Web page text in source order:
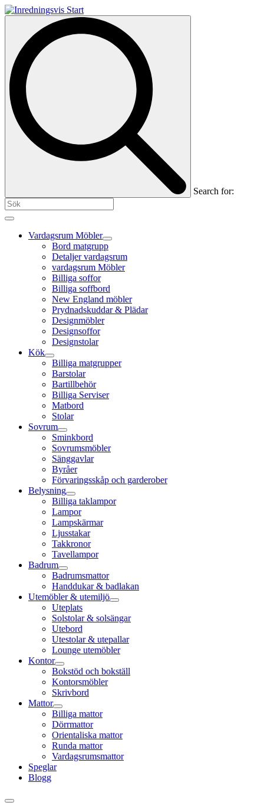
Search for:
Vardagsrum Möbler
Bord matgrupp
Detaljer vardagsrum
vardagsrum Möbler
Billiga soffor
Billiga soffbord
New England möbler
Prydnadskuddar & Plädar
Designmöbler
Designsoffor
Designstolar
Kök
Billiga matgrupper
Barstolar
Bartillbehör
Billiga Serviser
Matbord
Stolar
Sovrum
Sminkbord
Sovrumsmöbler
Sänggavlar
Byråer
Förvaringsskåp och garderober
Belysning
Billiga taklampor
Lampor
Lampskärmar
Ljusstakar
Takkronor
Tavellampor
Badrum
Badrumsmattor
Handdukar & badlakan
Utemöbler & utemiljö
Uteplats
Solstolar & solsängar
Utebord
Utestolar & utepallar
Lounge utemöbler
Kontor
Bokstöd och bokställ
Kontorsmöbler
Skrivbord
Mattor
Billiga mattor
Dörrmattor
Orientaliska mattor
Runda mattor
Vardagsrumsmattor
Speglar
Blogg